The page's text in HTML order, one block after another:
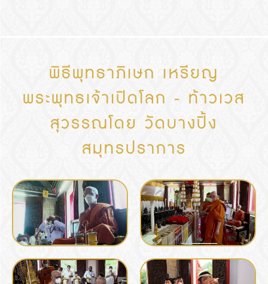
พิธีพุทธาภิเษก เหรียญ
พระพุทธเจ้าเปิดโลก - ท้าวเวส
สุวรรณโดย วัดบางปิ้ง
สมุทรปราการ